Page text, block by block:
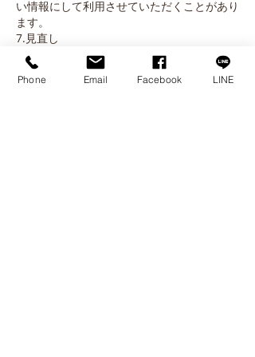
い情報にして利用させていただくことがあり
ます。
7.見直し
個人情報等の取扱いは、上記各項目の内容を
適宜見直し改善してまいります。
8.お問い合わせ
Phone Email Facebook LINE